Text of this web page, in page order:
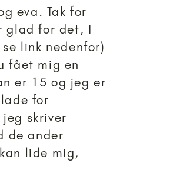
eva. Tak for
glad for det, I
link nedenfor)
fået mig en
er 15 og jeg er
for
jeg skriver
de ander
lide mig,